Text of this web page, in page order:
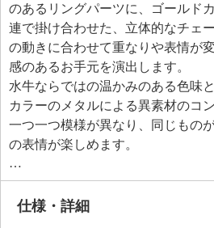
のあるリングパーツに、ゴールド
連で掛け合わせた、立体的なチェ
の動きに合わせて重なりや表情が
感のあるお手元を演出します。
水牛ならではの温かみのある色味
カラーのメタルによる異素材のコ
一つ一つ模様が異なり、同じもの
の表情が楽しめます。
見た目のボリュームに反して非常
ても負担を感じにくいのもポイン
ンながら、どこかモードな印象も
仕様・詳細